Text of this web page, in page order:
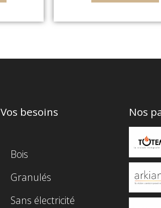
Vos besoins
Bois
Granulés
Sans électricité
Nos